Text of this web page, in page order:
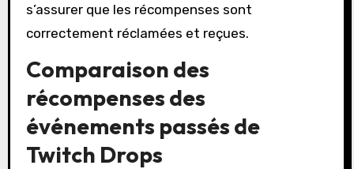
s’assurer que les récompenses sont
correctement réclamées et reçues.
Comparaison des
récompenses des
événements passés de
Twitch Drops